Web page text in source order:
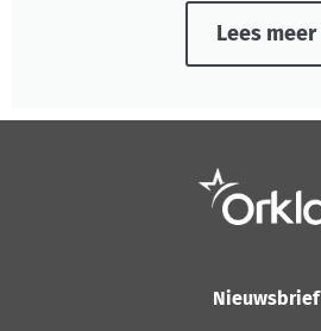
Lees meer
Nieuwsbrief